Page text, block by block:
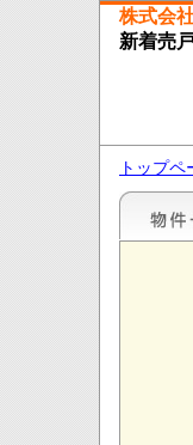
株式会
新着売
トップペ